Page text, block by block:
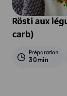
Rösti aux
carb)
Préparation
30min